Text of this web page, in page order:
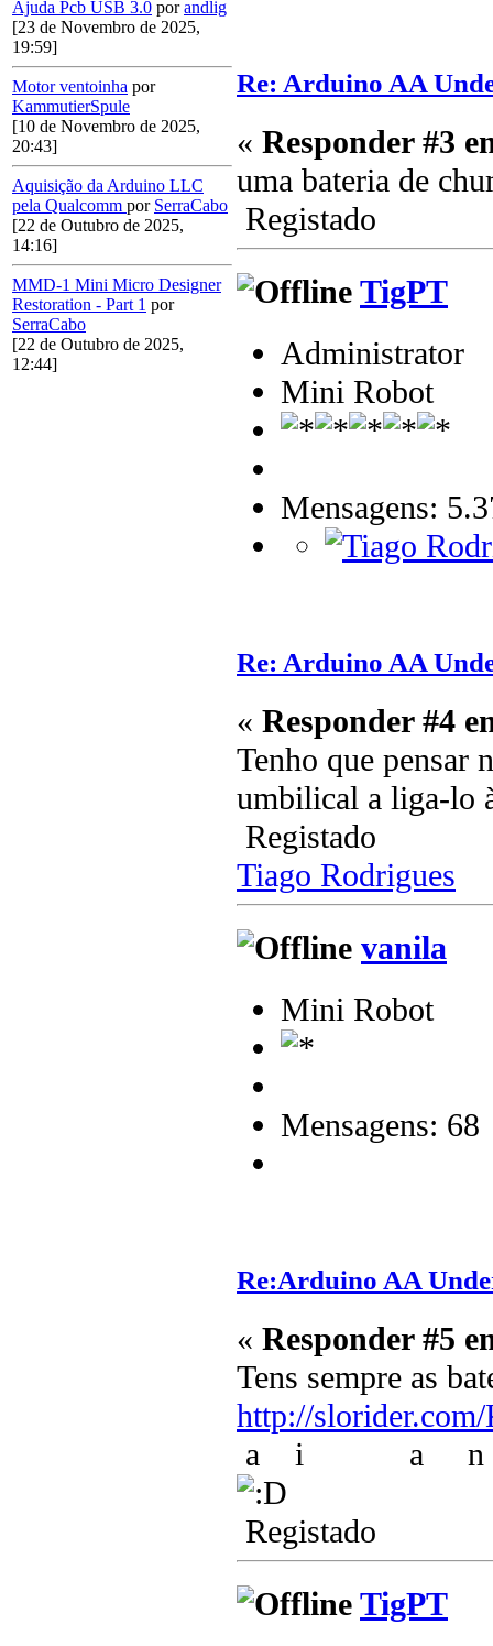
Ajuda Pcb USB 3.0 porandlig
[23 de Novembro de 2025,
19:59]
Motor ventoinha por
KammutierSpule
[10 de Novembro de 2025,
20:43]
Aquisição da Arduino LLC
pela Qualcomm por SerraCabo
[22 de Outubro de 2025,
14:16]
MMD-1 Mini Micro Designer
Restoration - Part 1 por
SerraCabo
[22 de Outubro de 2025,
12:44]
Re: Arduino AA
« Responder #3
uma bateria de
Registado
TigPT
Administrator
Mini Robot
Mensagens:
Re: Arduino AA
« Responder #4
Tenho que pensar
umbilical a liga-lo
Registado
Tiago Rodrigues
vanila
Mini Robot
Mensagens: 68
Re:Arduino AA
« Responder #5
Tens sempre as
http://
a i a n d
Registado
TigPT